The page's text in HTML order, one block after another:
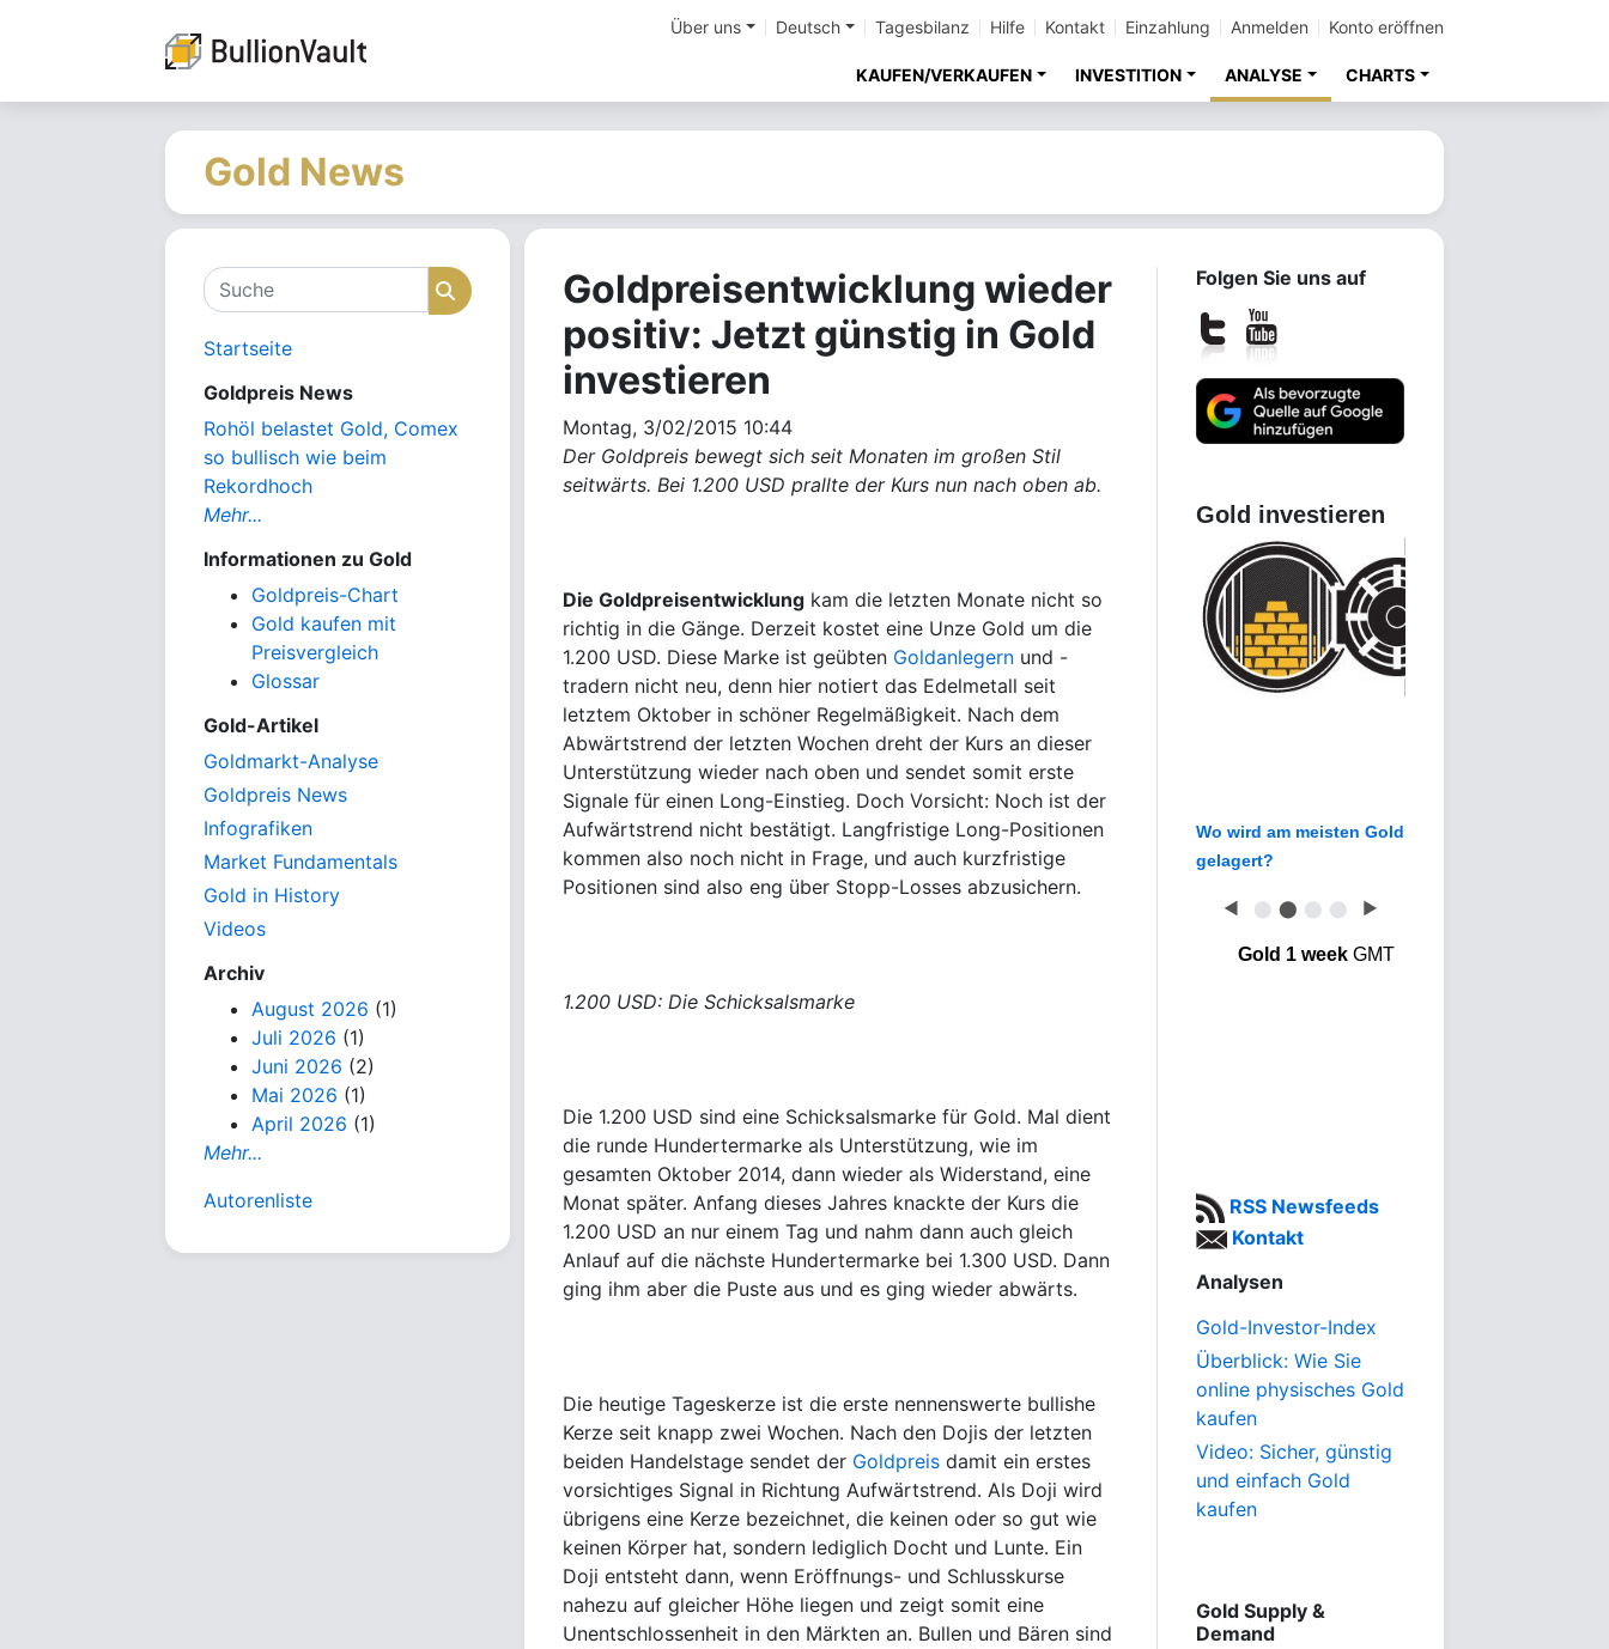
Über uns Deutsch Tagesbilanz Hilfe Kontakt Einzahlung Anmelden Konto eröffnen
KAUFEN/VERKAUFEN INVESTITION ANALYSE CHARTS
Gold News
Suche Suche
Startseite
Goldpreis News
Rohöl belastet Gold, Comex
so bullisch wie beim
Rekordhoch
Mehr...
Informationen zu Gold
Goldpreis-Chart
Gold kaufen mit
Preisvergleich
Glossar
Gold-Artikel
Goldmarkt-Analyse
Goldpreis News
Infografiken
Market Fundamentals
Gold in History
Videos
Archiv
August 2026 (1)
Juli 2026 (1)
Juni 2026 (2)
Mai 2026 (1)
April 2026 (1)
Mehr...
Autorenliste
Goldpreisentwicklung wieder
positiv: Jetzt günstig in Gold
investieren
Montag, 3/02/2015 10:44
Der Goldpreis bewegt sich seit Monaten im großen Stil
seitwärts. Bei 1.200 USD prallte der Kurs nun nach oben ab.
Die Goldpreisentwicklung kam die letzten Monate nicht so
richtig in die Gänge. Derzeit kostet eine Unze Gold um die
1.200 USD. Diese Marke ist geübten Goldanlegern und -
tradern nicht neu, denn hier notiert das Edelmetall seit
letztem Oktober in schöner Regelmäßigkeit. Nach dem
Abwärtstrend der letzten Wochen dreht der Kurs an dieser
Unterstützung wieder nach oben und sendet somit erste
Signale für einen Long-Einstieg. Doch Vorsicht: Noch ist der
Aufwärtstrend nicht bestätigt. Langfristige Long-Positionen
kommen also noch nicht in Frage, und auch kurzfristige
Positionen sind also eng über Stopp-Losses abzusichern.
1.200 USD: Die Schicksalsmarke
Die 1.200 USD sind eine Schicksalsmarke für Gold. Mal dient
die runde Hundertermarke als Unterstützung, wie im
gesamten Oktober 2014, dann wieder als Widerstand, eine
Monat später. Anfang dieses Jahres knackte der Kurs die
1.200 USD an nur einem Tag und nahm dann auch gleich
Anlauf auf die nächste Hundertermarke bei 1.300 USD. Dann
ging ihm aber die Puste aus und es ging wieder abwärts.
Die heutige Tageskerze ist die erste nennenswerte bullishe
Kerze seit knapp zwei Wochen. Nach den Dojis der letzten
beiden Handelstage sendet der Goldpreis damit ein erstes
vorsichtiges Signal in Richtung Aufwärtstrend. Als Doji wird
übrigens eine Kerze bezeichnet, die keinen oder so gut wie
keinen Körper hat, sondern lediglich Docht und Lunte. Ein
Doji entsteht dann, wenn Eröffnungs- und Schlusskurse
nahezu auf gleicher Höhe liegen und zeigt somit eine
Unentschlossenheit in den Märkten an. Bullen und Bären sind
Folgen Sie uns auf
Gold investieren
Wo wird am meisten Gold
gelagert?
◀ ⬤ ⬤ ⬤ ⬤ ▶
Gold 1 weekGMT
RSS Newsfeeds
Kontakt
Analysen
Gold-Investor-Index
Überblick: Wie Sie
online physisches Gold
kaufen
Video: Sicher, günstig
und einfach Gold
kaufen
Gold Supply &
Demand